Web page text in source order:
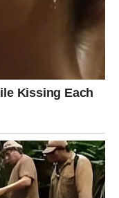
period i da ćete
vašu pažnju na